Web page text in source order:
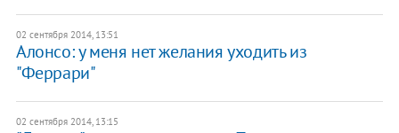
02 сентября 2014, 13:51
Алонсо: у меня нет желания уходить из
"Феррари"
02 сентября 2014, 13:15